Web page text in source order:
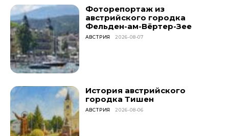
Фоторепортаж из
австрийского городка
Фельден-ам-Вёртер-Зее
АВСТРИЯ 2026-08-07
История австрийского
городка Тишен
АВСТРИЯ 2026-08-06